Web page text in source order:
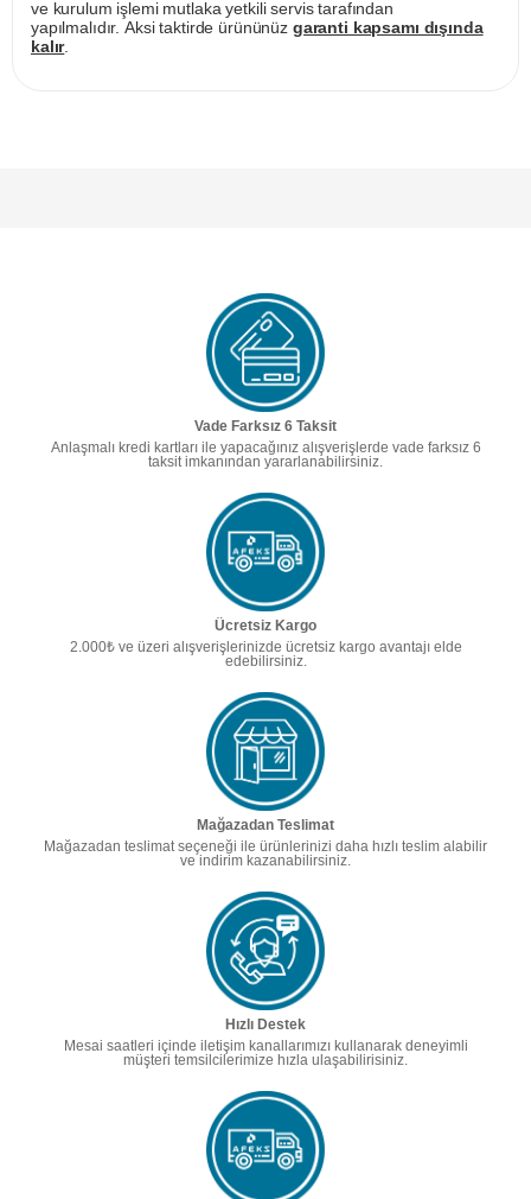
ve kurulum işlemi mutlaka yetkili servis tarafından
yapılmalıdır. Aksi taktirde ürününüz garanti kapsamı dışında
kalır.
Vade Farksız 6 Taksit
Anlaşmalı kredi kartları ile yapacağınız alışverişlerde vade farksız 6
taksit imkanından yararlanabilirsiniz.
Ücretsiz Kargo
2.000₺ ve üzeri alışverişlerinizde ücretsiz kargo avantajı elde
edebilirsiniz.
Mağazadan Teslimat
Mağazadan teslimat seçeneği ile ürünlerinizi daha hızlı teslim alabilir
ve indirim kazanabilirsiniz.
Hızlı Destek
Mesai saatleri içinde iletişim kanallarımızı kullanarak deneyimli
müşteri temsilcilerimize hızla ulaşabilirisiniz.